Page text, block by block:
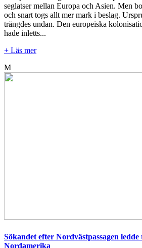
seglatser mellan Europa och Asien. Men
och snart togs allt mer mark i beslag.
trängdes undan. Den europeiska
hade inletts...
+ Läs mer
M
Sökandet efter Nordvästpassagen
Nordamerika